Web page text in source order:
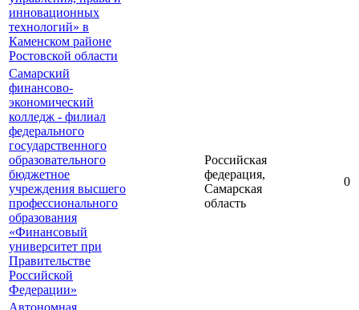
инновационных
технологий» в
Каменском районе
Ростовской области
Самарский
финансово-
экономический
колледж - филиал
федерального
государственного
образовательного
бюджетное
учреждения высшего
профессионального
образования
«Финансовый
университет при
Правительстве
Российской
Федерации»
Российская
федерация,
Самарская
область
0
Автономная